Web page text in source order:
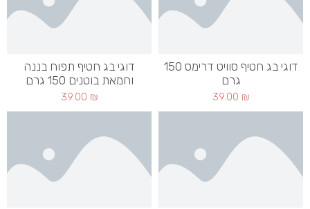
דוגי בג חטיף סוויט דרימס 150
גרם
39.00 ₪
דוגי בג חטיף תפוח בננה
וחמאת בוטנים 150 גרם
39.00 ₪